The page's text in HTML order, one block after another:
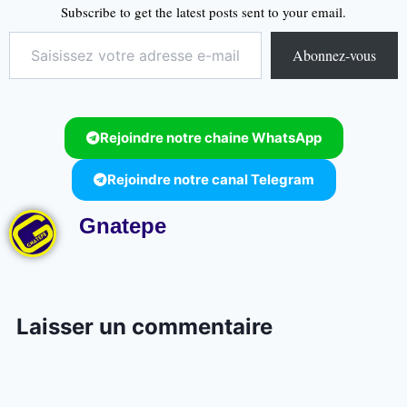
Subscribe to get the latest posts sent to your email.
Abonnez-vous
Rejoindre notre chaine WhatsApp
Rejoindre notre canal Telegram
Gnatepe
Laisser un commentaire